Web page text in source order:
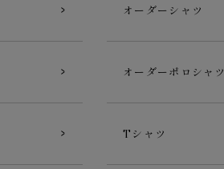
オーダーシャツ
オーダーポロシャツ
Tシャツ